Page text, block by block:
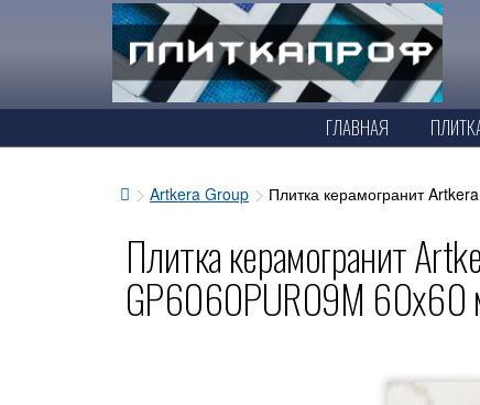
ГЛАВНАЯ
Artkera Group Плитка керамогранит
Плитка керамогранит
GP6060PUR09M 60x60